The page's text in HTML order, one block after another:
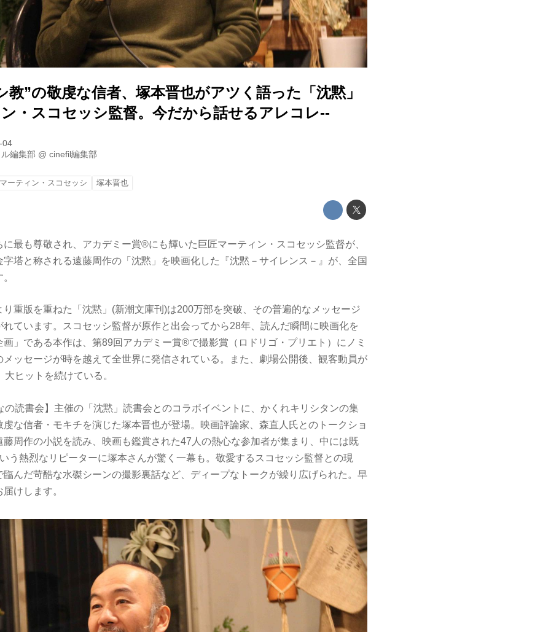
教”の敬虔な信者、塚本晋也がアツく語った「沈黙」
・スコセッシ監督。今だから話せるアレコレ--
04
編集部 @cinefil編集部
マーティン・スコセッシ 塚本晋也
最も尊敬され、アカデミー賞®にも輝いた巨匠マーティン・スコセッシ監督が、
塔と称される遠藤周作の「沈黙」を映画化した『沈黙－サイレンス－』が、全国
り重版を重ねた「沈黙」(新潮文庫刊)は200万部を突破、その普遍的なメッセージ
れています。スコセッシ監督が原作と出会ってから28年、読んだ瞬間に映画化を
画」である本作は、第89回アカデミー賞®で撮影賞（ロドリゴ・プリエト）にノミ
メッセージが時を越えて全世界に発信されている。また、劇場公開後、観客動員が
ヒットを続けている。
の読書会】主催の「沈黙」読書会とのコラボイベントに、かくれキリシタンの集
な信者・モキチを演じた塚本晋也が登場。映画評論家、森直人氏とのトークショ
藤周作の小説を読み、映画も鑑賞された47人の熱心な参加者が集まり、中には既
う熱烈なリピーターに塚本さんが驚く一幕も。敬愛するスコセッシ監督との現
臨んだ苛酷な⽔磔シーンの撮影裏話など、ディープなトークが繰り広げられた。早
けします。